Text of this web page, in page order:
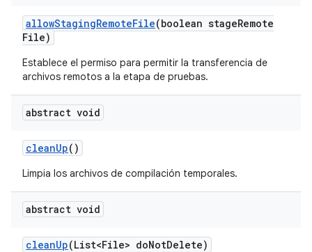
allowStagingRemoteFile(boolean stageRemote
File)
Establece el permiso para permitir la transferencia de
archivos remotos a la etapa de pruebas.
abstract void
cleanUp()
Limpia los archivos de compilación temporales.
abstract void
cleanUp(List<File> doNotDelete)